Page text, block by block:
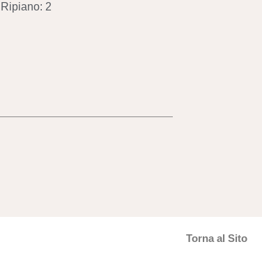
Ripiano: 2
Torna al Sito